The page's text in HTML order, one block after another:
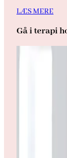
LÆS MERE
Gå i terapi